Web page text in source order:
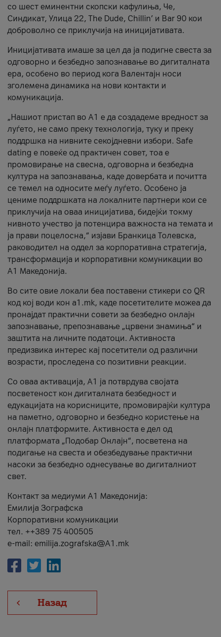
со шест еминентни скопски кафулиња, Че,
Синдикат, Улица 22, The Dude, Chillin’ и Bar 90 кои
доброволно се приклучија на иницијативата.
Иницијативата имаше за цел да ја подигне свеста за
одговорно и безбедно запознавање во дигиталната
ера, особено во период кога Валентајн носи
зголемена динамика на нови контакти и
комуникација.
„Нашиот пристап во А1 е да создадеме вредност за
луѓето, не само преку технологија, туку и преку
поддршка на нивните секојдневни избори. Safe
dating е повеќе од практичен совет, тоа е
промовирање на свесна, одговорна и безбедна
култура на запознавања, каде довербата и почитта
се темел на односите меѓу луѓето. Особено ја
цениме поддршката на локалните партнери кои се
приклучија на оваа иницијатива, бидејќи токму
нивното учество ја потенцира важноста на темата и
ја прави поцелосна,“ изјави Бранкица Толевска,
раководител на оддел за корпоративна стратегија,
трансформација и корпоративни комуникации во
А1 Македонија.
Во сите овие локали беа поставени стикери со QR
код кој води кон a1.mk, каде посетителите можеа да
пронајдат практични совети за безбедно онлајн
запознавање, препознавање „црвени знамиња“ и
заштита на личните податоци. Активноста
предизвика интерес кај посетители од различни
возрасти, проследена со позитивни реакции.
Со оваа активација, А1 ја потврдува својата
посветеност кон дигиталната безбедност и
едукацијата на корисниците, промовирајќи култура
на паметно, одговорно и безбедно користење на
онлајн платформите. Активноста е дел од
платформата „Подобар Онлајн“, посветена на
подигање на свеста и обезбедување практични
насоки за безбедно однесување во дигиталниот
свет.
Контакт за медиуми А1 Македонија:
Емилија Зографска
Корпоративни комуникации
тел. ++389 75 400505
e-mail: emilija.zografska@A1.mk
Назад